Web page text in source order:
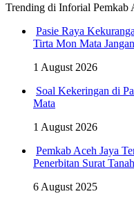
Trending di Inforial Pemkab
Pasie Raya
Tirta Mon Mata
1 August 2026
Soal Kekeringan di
Mata
1 August 2026
Pemkab Aceh Jaya
Penerbitan Surat Tanah
6 August 2025